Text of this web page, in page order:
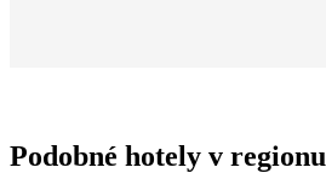
Podobné hotely v regionu